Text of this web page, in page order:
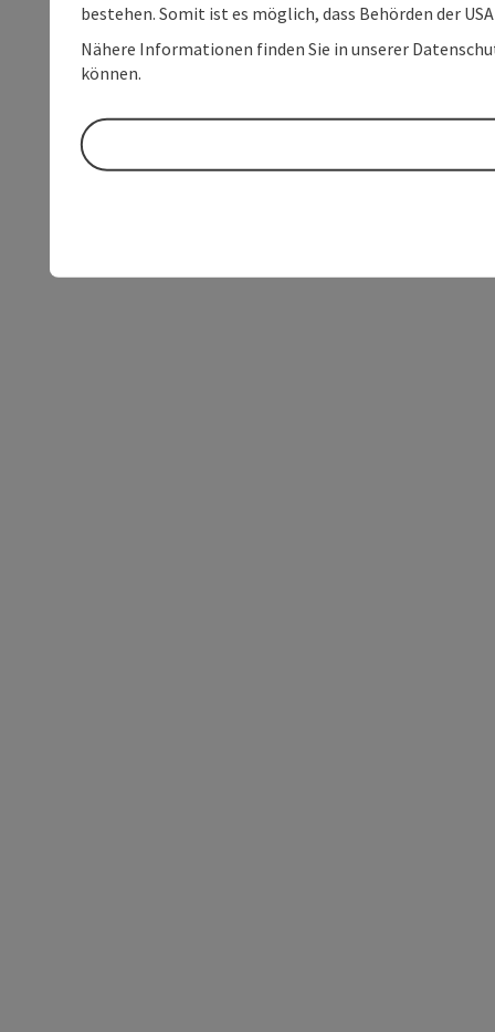
bestehen. Somit ist es möglich, dass Behörden der
Nähere Informationen finden Sie in unserer
können.